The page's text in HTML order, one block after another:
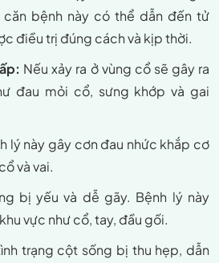
căn bệnh này có thể dẫn đến tử
điều trị đúng cách và kịp thời.
Nếu xảy ra ở vùng cổ sẽ gây ra
đau mỏi cổ, sưng khớp và gai
lý này gây cơn đau nhức khắp cơ
và vai.
bị yếu và dễ gãy. Bệnh lý này
vực như cổ, tay, đầu gối.
trạng cột sống bị thu hẹp, dẫn